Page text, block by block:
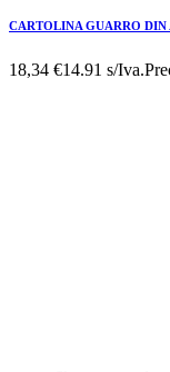
CARTOLINA GUARRO DIN
18,34 €14.91 s/Iva.